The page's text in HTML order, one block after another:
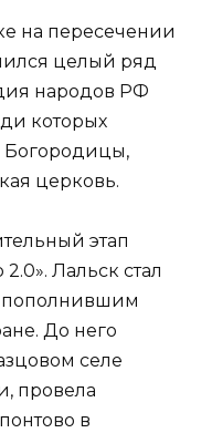
на пересечении
целый ряд
народов РФ
которых
Богородицы,
церковь.
этап
Лальск стал
пополнившим
До него
селе
провела
в